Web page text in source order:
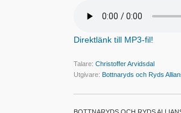
Direktlänk till MP3-fil!
Talare: Christoffer Arvidsdal
Utgivare: Bottnaryds och Ryds